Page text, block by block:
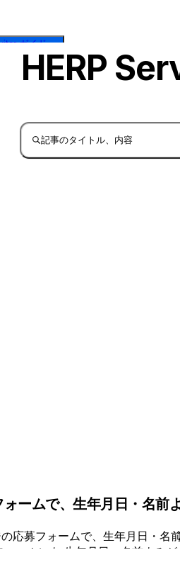
ガイド →
HERP
記事のタイトル、内容
ームで、生年月日・名前
募フォームで、生年月日・名
ォームにも 生年月日・名前よみが